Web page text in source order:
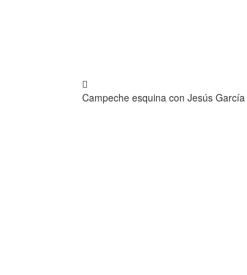
Campeche esquina con Jesús